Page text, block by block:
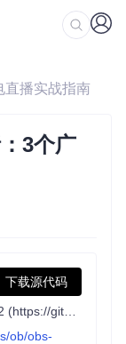
直播实战指南
3个广
下载源代码
ob/obs-